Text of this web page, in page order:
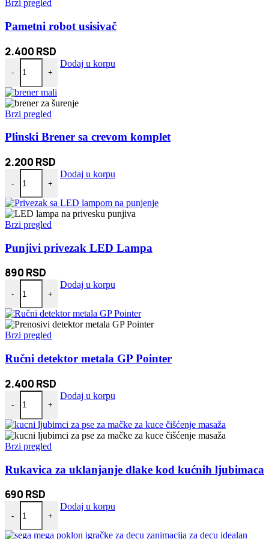
Brzi pregled
Pametni robot usisivač
2.400 RSD
-
Pametni robot usisivač količina
+
Dodaj u korpu
Brzi pregled
Plinski Brener sa crevom komplet
2.200 RSD
-
Plinski Brener sa crevom komplet količina
+
Dodaj u korpu
Brzi pregled
Punjivi privezak LED Lampa
890 RSD
-
Punjivi privezak LED Lampa količina
+
Dodaj u korpu
Brzi pregled
Ručni detektor metala GP Pointer
2.400 RSD
-
Ručni detektor metala GP Pointer količina
+
Dodaj u korpu
Brzi pregled
Rukavica za uklanjanje dlake kod kućnih ljubimaca
690 RSD
-
Rukavica za uklanjanje dlake kod kućnih ljubimaca količina
+
Dodaj u korpu